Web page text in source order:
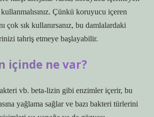
kullanmalısınız. Çünkü koruyucu içeren
çok sık kullanırsanız, bu damlalardaki
tahriş etmeye başlayabilir.
içinde ne var?
vb. beta-lizin gibi enzimler içerir, bu
yağlama sağlar ve bazı bakteri türlerini